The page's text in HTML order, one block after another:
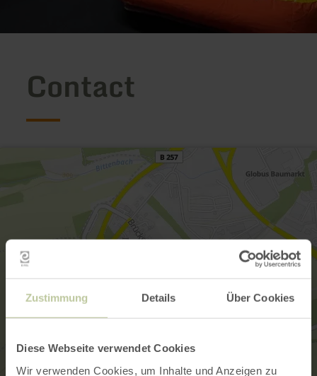
Zustimmung Details Über Cookies
Diese Webseite verwendet Cookies
Wir verwenden Cookies, um Inhalte und Anzeigen zu
Contact